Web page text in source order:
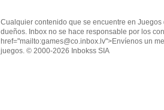
Cualquier contenido que se encuentre en
dueños. Inbox no se hace responsable por los
href="mailto:games@co.inbox.lv">Envíenos un
juegos. © 2000-2026 Inbokss SIA